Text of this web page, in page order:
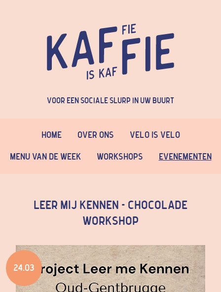
Voor een sociale slurp in uw buurt
Home Over Ons Velo is Velo
Menu van de week Workshops Evenementen
Leer mij kennen - chocolade
workshop
24.03